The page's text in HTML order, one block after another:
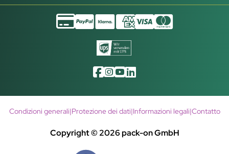
Copyright © 2026 pack-on GmbH
Condizioni generali|Protezione dei dati|Informazioni legali|Contatto